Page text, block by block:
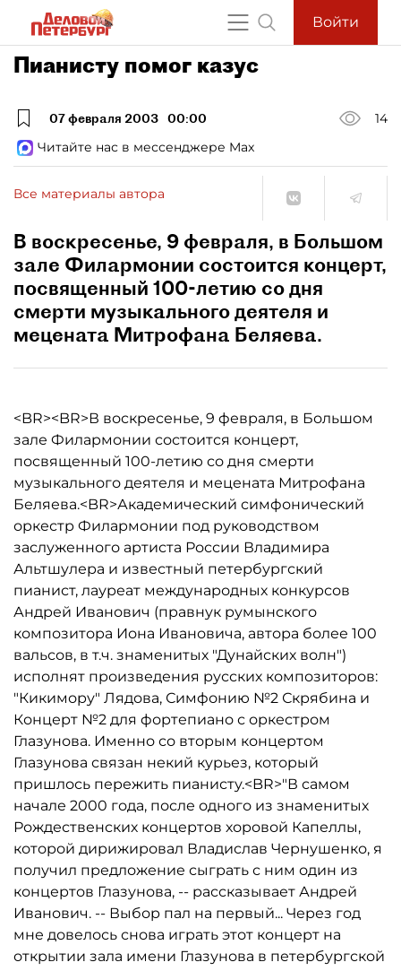
Войти
Пианисту помог казус
07 февраля 2003 00:00
14
Читайте нас в мессенджере Max
Все материалы автора
В воскресенье, 9 февраля, в Большом
зале Филармонии состоится концерт,
посвященный 100-летию со дня
смерти музыкального деятеля и
мецената Митрофана Беляева.
<BR><BR>В воскресенье, 9 февраля, в Большом
зале Филармонии состоится концерт,
посвященный 100-летию со дня смерти
музыкального деятеля и мецената Митрофана
Беляева.<BR>Академический симфонический
оркестр Филармонии под руководством
заслуженного артиста России Владимира
Альтшулера и известный петербургский
пианист, лауреат международных конкурсов
Андрей Иванович (правнук румынского
композитора Иона Ивановича, автора более 100
вальсов, в т.ч. знаменитых "Дунайских волн")
исполнят произведения русских композиторов:
"Кикимору" Лядова, Симфонию №2 Скрябина и
Концерт №2 для фортепиано с оркестром
Глазунова. Именно со вторым концертом
Глазунова связан некий курьез, который
пришлось пережить пианисту.<BR>"В самом
начале 2000 года, после одного из знаменитых
Рождественских концертов хоровой Капеллы,
которой дирижировал Владислав Чернушенко, я
получил предложение сыграть с ним один из
концертов Глазунова, -- рассказывает Андрей
Иванович. -- Выбор пал на первый... Через год
мне довелось снова играть этот концерт на
открытии зала имени Глазунова в петербургской